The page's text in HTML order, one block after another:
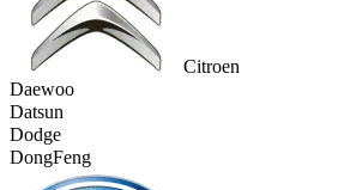
Citroen
Daewoo
Datsun
Dodge
DongFeng